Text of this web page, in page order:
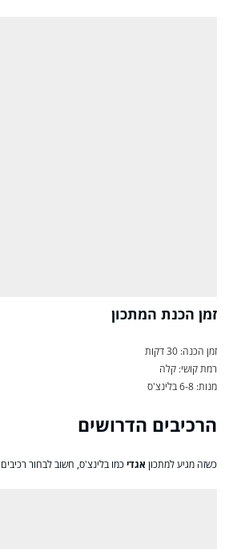
זמן הכנת המתכון
זמן הכנה: 30 דקות
רמת קושי: קלה
מנות: 6-8 בלינצ'ס
הרכיבים הדרושים
כשזה מגיע למתכון אגדיכמו בלינצ'ס, חשוב לבחור